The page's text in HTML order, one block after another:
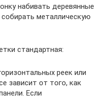
набивать деревянные
металлическую
стандартная:
реек или
зависит от того, как
Если